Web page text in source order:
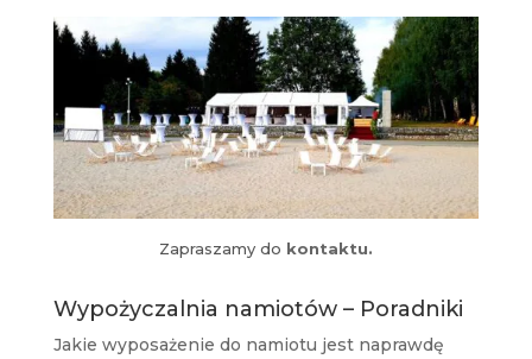
Zapraszamy do kontaktu.
Wypożyczalnia namiotów – Poradniki
Jakie wyposażenie do namiotu jest naprawdę